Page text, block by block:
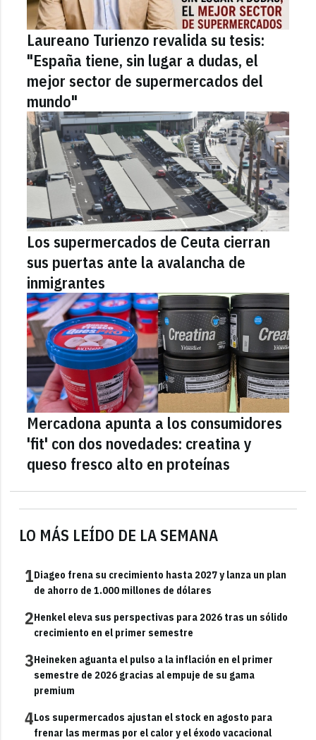
LO MÁS LEÍDO DE LA SEMANA
1Diageo frena su crecimiento hasta 2027 y lanza un plan
de ahorro de 1.000 millones de dólares
2Henkel eleva sus perspectivas para 2026 tras un sólido
crecimiento en el primer semestre
3Heineken aguanta el pulso a la inflación en el primer
semestre de 2026 gracias al empuje de su gama
premium
4Los supermercados ajustan el stock en agosto para
frenar las mermas por el calor y el éxodo vacacional
Laureano Turienzo revalida su tesis:
"España tiene, sin lugar a dudas, el
mejor sector de supermercados del
mundo"
Los supermercados de Ceuta cierran
sus puertas ante la avalancha de
inmigrantes
Mercadona apunta a los consumidores
'fit' con dos novedades: creatina y
queso fresco alto en proteínas